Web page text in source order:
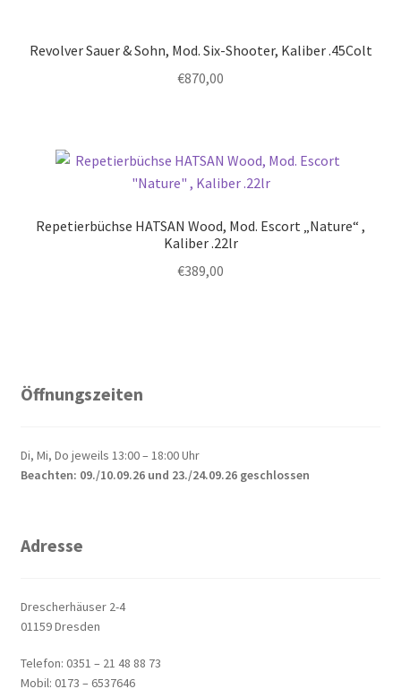
Revolver Sauer & Sohn, Mod. Six-Shooter, Kaliber .45Colt
€870,00
Repetierbüchse HATSAN Wood, Mod. Escort „Nature“ ,
Kaliber .22lr
€389,00
Öffnungszeiten
Di, Mi, Do jeweils 13:00 – 18:00 Uhr
Beachten: 09./10.09.26 und 23./24.09.26 geschlossen
Adresse
Drescherhäuser 2-4
01159 Dresden
Telefon: 0351 – 21 48 88 73
Mobil: 0173 – 6537646